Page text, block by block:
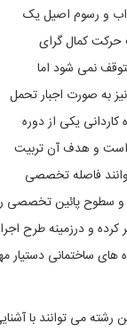
و رسوم اصیل یک
کمال گرای
نمی شود اما
به صورت اجبار تحمل
یکی از دوره
و هدف آن تربیت
فاصله تخصصی
سطوح پائین تخصصی
کرده و درزمینه طرح
های ساختمانی دستیار
رشته می توانند با